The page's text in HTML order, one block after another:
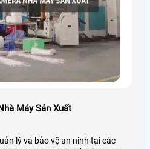
Máy Sản Xuất
lý và bảo vệ an ninh tại các